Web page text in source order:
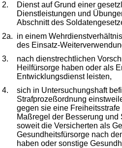
2.
Dienst auf Grund einer
Dienstleistungen und
Abschnitt des
2a. in einem
des Einsatz-
3.
nach dienstrechtlichen
Heilfürsorge haben oder als
Entwicklungsdienst leisten,
4.
sich in Untersuchungshaft
Strafprozeßordnung
gegen sie eine
Maßregel der Besserung
soweit die Versicherten als
Gesundheitsfürsorge nach
haben oder sonstige